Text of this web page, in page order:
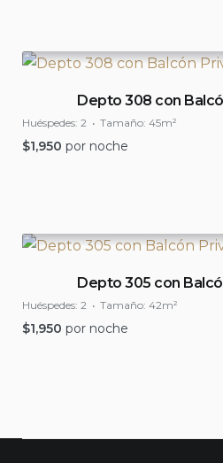
Depto 308 con
Huéspedes: 2 Tamaño: 45m²
$1,950 por noche
Depto 305 con
Huéspedes: 2 Tamaño: 42m²
$1,950 por noche